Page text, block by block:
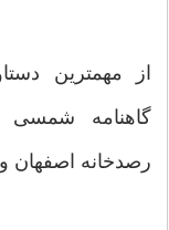
از مهمترین
گاهنامه شمسی
رصدخانه اصفهان